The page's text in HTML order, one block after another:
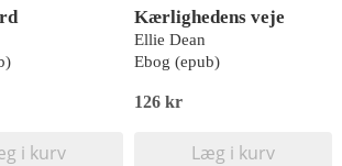
i kurv
Kærlighedens veje
Ellie Dean
Ebog (epub)
126 kr
Læg i kurv